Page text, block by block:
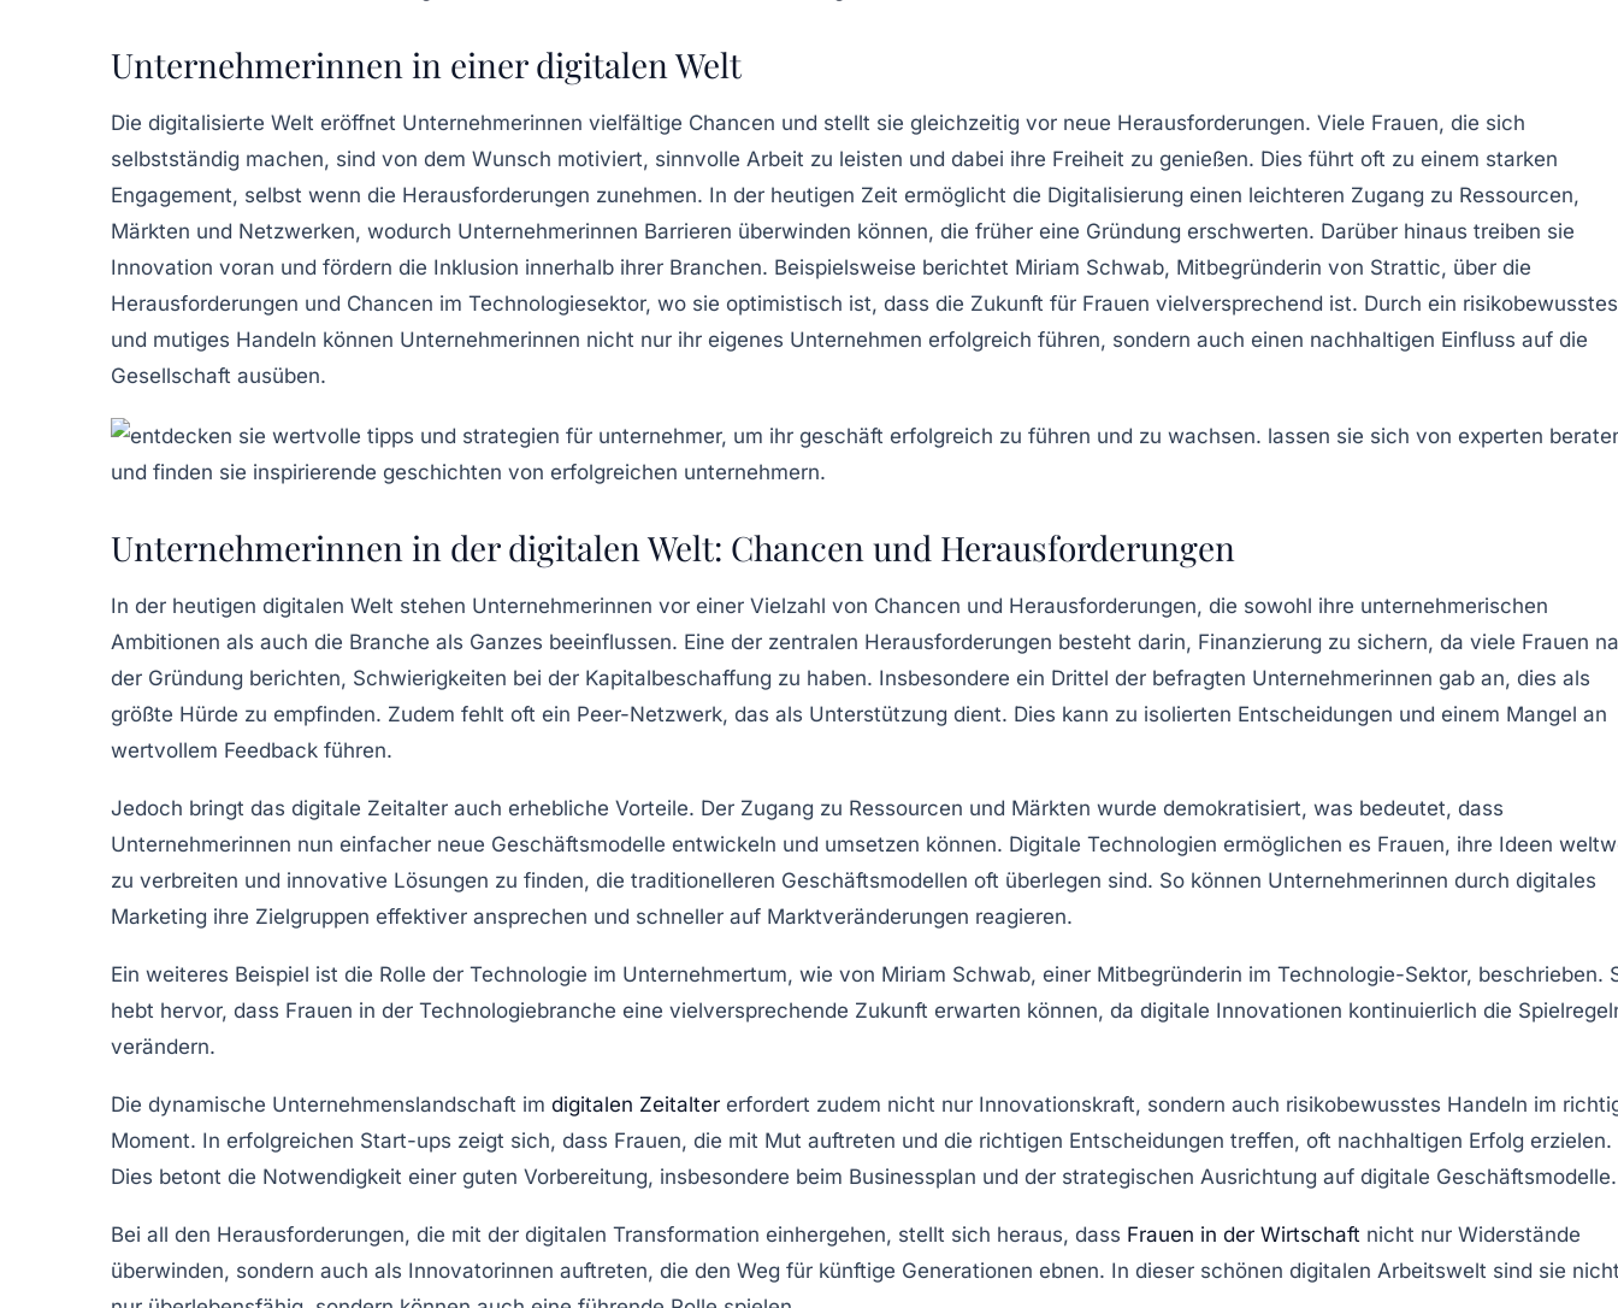
Unternehmerinnen in einer digitalen Welt
Die digitalisierte Welt eröffnet Unternehmerinnen vielfältige Chancen und stellt sie gleichzeitig vor neue Herausforderungen. Viele Frauen, die sich
selbstständig machen, sind von dem Wunsch motiviert, sinnvolle Arbeit zu leisten und dabei ihre Freiheit zu genießen. Dies führt oft zu einem starken
Engagement, selbst wenn die Herausforderungen zunehmen. In der heutigen Zeit ermöglicht die Digitalisierung einen leichteren Zugang zu Ressourcen,
Märkten und Netzwerken, wodurch Unternehmerinnen Barrieren überwinden können, die früher eine Gründung erschwerten. Darüber hinaus treiben sie
Innovation voran und fördern die Inklusion innerhalb ihrer Branchen. Beispielsweise berichtet Miriam Schwab, Mitbegründerin von Strattic, über die
Herausforderungen und Chancen im Technologiesektor, wo sie optimistisch ist, dass die Zukunft für Frauen vielversprechend ist. Durch ein risikobewusstes
und mutiges Handeln können Unternehmerinnen nicht nur ihr eigenes Unternehmen erfolgreich führen, sondern auch einen nachhaltigen Einfluss auf die
Gesellschaft ausüben.
Unternehmerinnen in der digitalen Welt: Chancen und Herausforderungen
In der heutigen digitalen Welt stehen Unternehmerinnen vor einer Vielzahl von Chancen und Herausforderungen, die sowohl ihre unternehmerischen
Ambitionen als auch die Branche als Ganzes beeinflussen. Eine der zentralen Herausforderungen besteht darin, Finanzierung zu sichern, da viele Frauen
der Gründung berichten, Schwierigkeiten bei der Kapitalbeschaffung zu haben. Insbesondere ein Drittel der befragten Unternehmerinnen gab an, dies als
größte Hürde zu empfinden. Zudem fehlt oft ein Peer-Netzwerk, das als Unterstützung dient. Dies kann zu isolierten Entscheidungen und einem Mangel an
wertvollem Feedback führen.
Jedoch bringt das digitale Zeitalter auch erhebliche Vorteile. Der Zugang zu Ressourcen und Märkten wurde demokratisiert, was bedeutet, dass
Unternehmerinnen nun einfacher neue Geschäftsmodelle entwickeln und umsetzen können. Digitale Technologien ermöglichen es Frauen, ihre Ideen
zu verbreiten und innovative Lösungen zu finden, die traditionelleren Geschäftsmodellen oft überlegen sind. So können Unternehmerinnen durch digitales
Marketing ihre Zielgruppen effektiver ansprechen und schneller auf Marktveränderungen reagieren.
Ein weiteres Beispiel ist die Rolle der Technologie im Unternehmertum, wie von Miriam Schwab, einer Mitbegründerin im Technologie-Sektor, beschrieben.
hebt hervor, dass Frauen in der Technologiebranche eine vielversprechende Zukunft erwarten können, da digitale Innovationen kontinuierlich die
verändern.
Die dynamische Unternehmenslandschaft im digitalen Zeitalter erfordert zudem nicht nur Innovationskraft, sondern auch risikobewusstes Handeln im
Moment. In erfolgreichen Start-ups zeigt sich, dass Frauen, die mit Mut auftreten und die richtigen Entscheidungen treffen, oft nachhaltigen Erfolg erzielen.
Dies betont die Notwendigkeit einer guten Vorbereitung, insbesondere beim Businessplan und der strategischen Ausrichtung auf digitale Geschäftsmodelle.
Bei all den Herausforderungen, die mit der digitalen Transformation einhergehen, stellt sich heraus, dass Frauen in der Wirtschaft nicht nur Widerstände
überwinden, sondern auch als Innovatorinnen auftreten, die den Weg für künftige Generationen ebnen. In dieser schönen digitalen Arbeitswelt sind sie